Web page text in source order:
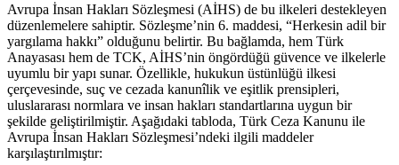
Avrupa İnsan Hakları Sözleşmesi (AİHS) de bu ilkeleri destekleyen
düzenlemelere sahiptir. Sözleşme’nin 6.⁢ maddesi, “Herkesin adil bir
yargılama⁣ hakkı” olduğunu belirtir. Bu ​bağlamda, hem Türk
Anayasası hem de TCK, ⁢AİHS’nin öngördüğü güvence​ ve ilkelerle
uyumlu bir yapı sunar. Özellikle, hukukun üstünlüğü ilkesi
çerçevesinde, suç ve cezada ‌kanunîlik ⁢ve eşitlik prensipleri,⁢
uluslararası normlara ve insan hakları⁣ standartlarına uygun bir
şekilde geliştirilmiştir. Aşağıdaki ‍tabloda, Türk Ceza⁤ Kanunu ile
Avrupa​ İnsan Hakları Sözleşmesi’ndeki ilgili maddeler
karşılaştırılmıştır: